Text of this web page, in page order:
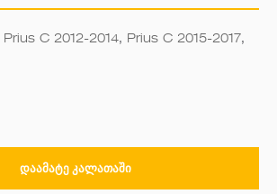
Prius C 2012-2014, Prius C 2015-2017,
ᲓᲐᲐᲛᲐᲢᲔ ᲙᲐᲚᲐᲗᲐᲨᲘ